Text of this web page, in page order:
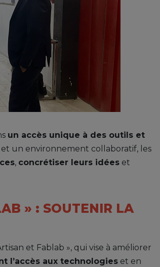
un accès unique à des outils et
et un environnement collaboratif, les
, concrétiser leurs idées et
» : SOUTENIR LA
et Fablab », qui vise à améliorer
l’accès aux technologies et en